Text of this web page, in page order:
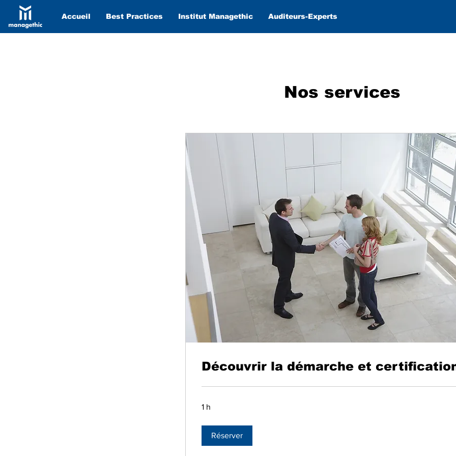
Accueil Best Practices Institut Managethic Auditeurs-Experts
Nos services
Découvrir la démarche et
1 h
Réserver